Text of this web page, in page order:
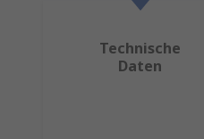
Technische
Daten